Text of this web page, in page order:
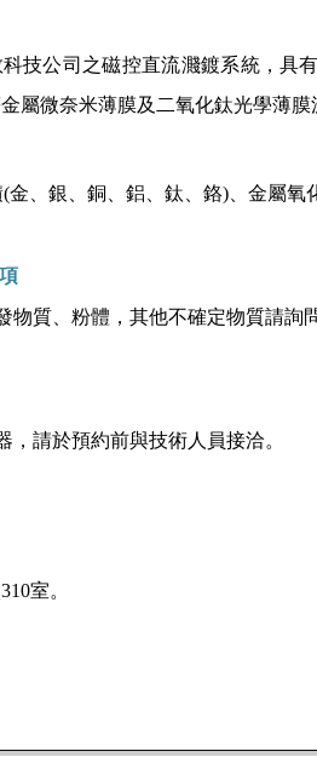
技公司之磁控直流濺鍍系統，具
屬微奈米薄膜及二氧化鈦光學薄膜
(金、銀、銅、鋁、鈦、鉻)、金屬氧
物質、粉體，其他不確定物質請詢
，請於預約前與技術人員接洽。
310室。